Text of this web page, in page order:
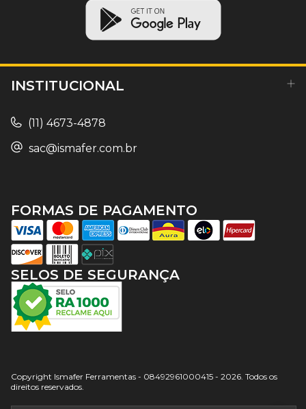
INSTITUCIONAL
(11) 4673-4878
sac@ismafer.com.br
SELOS DE SEGURANÇA
FORMAS DE PAGAMENTO
Copyright Ismafer Ferramentas - 08492961000415 - 2026. Todos os
direitos reservados.